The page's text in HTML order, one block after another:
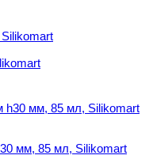
мм, 85 мл, Silikomart